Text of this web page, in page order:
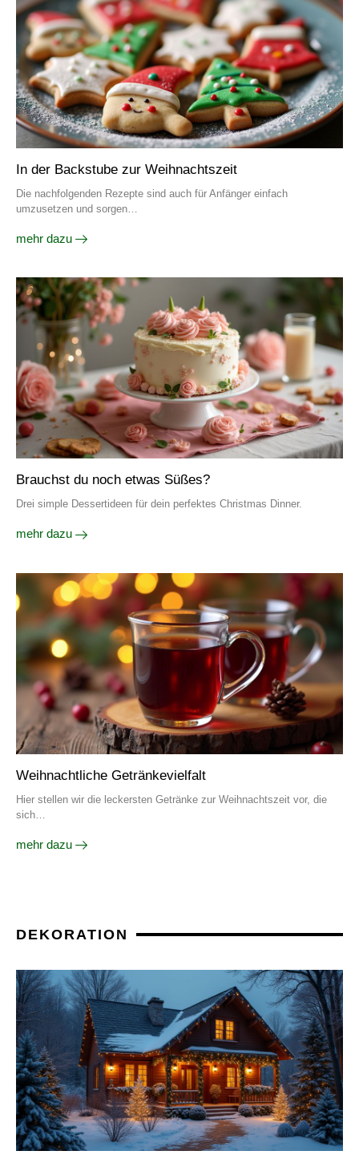
In der Backstube zur Weihnachtszeit
Die nachfolgenden Rezepte sind auch für Anfänger einfach
umzusetzen und sorgen…
mehr dazu
Brauchst du noch etwas Süßes?
Drei simple Dessertideen für dein perfektes Christmas Dinner.
mehr dazu
Weihnachtliche Getränkevielfalt
Hier stellen wir die leckersten Getränke zur Weihnachtszeit vor, die
sich…
mehr dazu
DEKORATION